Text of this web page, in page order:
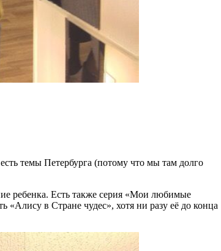
темы Петербурга (потому что мы там долго
ребенка. Есть также серия «Мои любимые
в Стране чудес», хотя ни разу её до конца